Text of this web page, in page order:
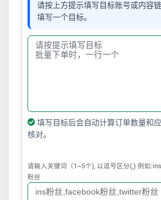
请按上方提示填写目标账号或内容
填写一个目标。
填写目标后会自动计算订单数量和
核对。
请输入关键词（1~5个), 以逗号区分(,) 例如
粉丝